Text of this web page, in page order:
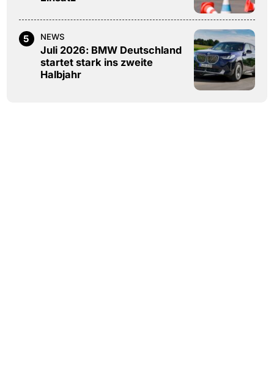
5 NEWS
Juli 2026: BMW Deutschland
startet stark ins zweite
Halbjahr